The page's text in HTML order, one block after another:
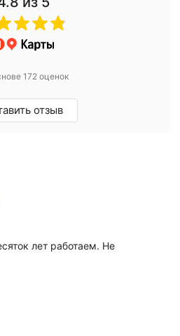
172 оценок
отзыв
лет работаем. Не